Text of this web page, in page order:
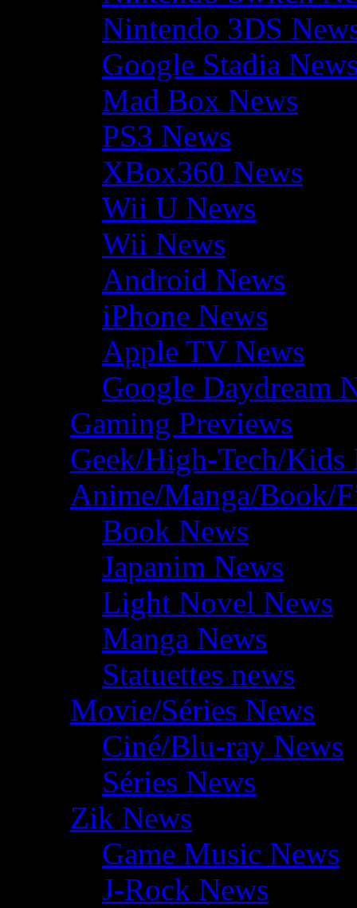
Nintendo 3DS
Google Stadia
Mad Box News
PS3 News
XBox360 News
Wii U News
Wii News
Android News
iPhone News
Apple TV News
Google Daydream
Gaming Previews
Geek/High-Tech/Kids
Anime/Manga/Book/
Book News
Japanim News
Light Novel News
Manga News
Statuettes news
Movie/Séries News
Ciné/Blu-ray News
Séries News
Zik News
Game Music News
J-Rock News